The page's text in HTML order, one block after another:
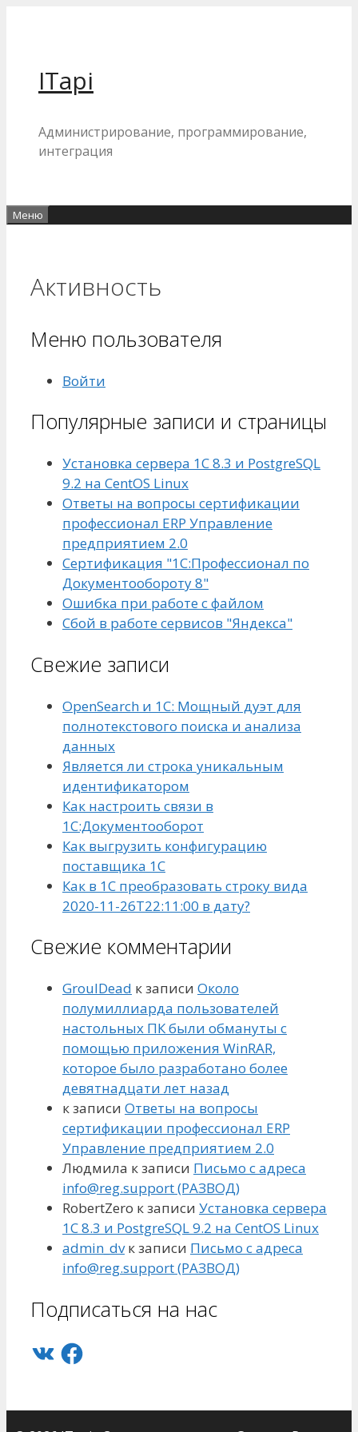
ITapi
Администрирование, программирование,
интеграция
Меню
Активность
Меню пользователя
Войти
Популярные записи и страницы
Установка сервера 1С 8.3 и PostgreSQL
9.2 на CentOS Linux
Ответы на вопросы сертификации
профессионал ERP Управление
предприятием 2.0
Сертификация "1С:Профессионал по
Документообороту 8"
Ошибка при работе с файлом
Сбой в работе сервисов "Яндекса"
Свежие записи
OpenSearch и 1С: Мощный дуэт для
полнотекстового поиска и анализа
данных
Является ли строка уникальным
идентификатором
Как настроить связи в
1С:Документооборот
Как выгрузить конфигурацию
поставщика 1С
Как в 1С преобразовать строку вида
2020-11-26T22:11:00 в дату?
Свежие комментарии
GroulDead к записи Около
полумиллиарда пользователей
настольных ПК были обмануты с
помощью приложения WinRAR,
которое было разработано более
девятнадцати лет назад
к записи Ответы на вопросы
сертификации профессионал ERP
Управление предприятием 2.0
Людмила к записи Письмо с адреса
info@reg.support (РАЗВОД)
RobertZero к записи Установка сервера
1С 8.3 и PostgreSQL 9.2 на CentOS Linux
admin_dvк записи Письмо с адреса
info@reg.support (РАЗВОД)
Подписаться на нас
VK Facebook